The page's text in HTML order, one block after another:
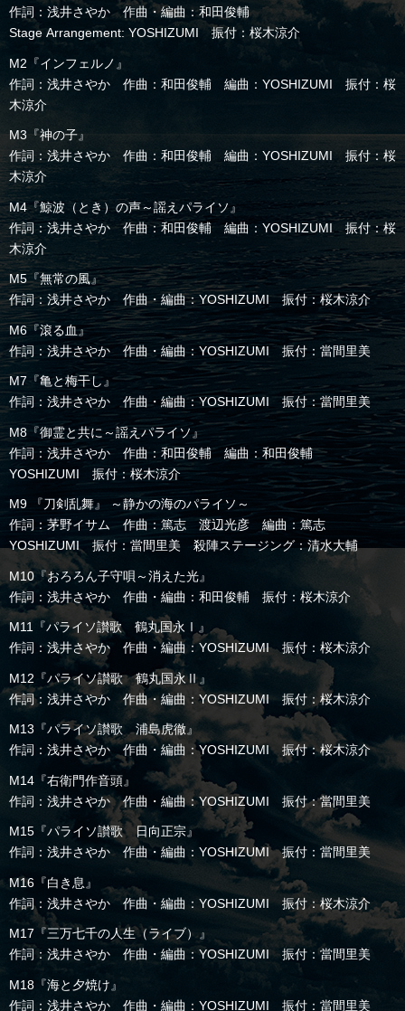
作詞：浅井さやか 作曲・編曲：和田俊輔
Stage Arrangement: YOSHIZUMI 振付：桜木涼介
M2『インフェルノ』
作詞：浅井さやか 作曲：和田俊輔 編曲：YOSHIZUMI 振付：桜
木涼介
M3『神の子』
作詞：浅井さやか 作曲：和田俊輔 編曲：YOSHIZUMI 振付：桜
木涼介
M4『鯨波（とき）の声～謡えパライソ』
作詞：浅井さやか 作曲：和田俊輔 編曲：YOSHIZUMI 振付：桜
木涼介
M5『無常の風』
作詞：浅井さやか 作曲・編曲：YOSHIZUMI 振付：桜木涼介
M6『滾る血』
作詞：浅井さやか 作曲・編曲：YOSHIZUMI 振付：當間里美
M7『亀と梅干し』
作詞：浅井さやか 作曲・編曲：YOSHIZUMI 振付：當間里美
M8『御霊と共に～謡えパライソ』
作詞：浅井さやか 作曲：和田俊輔 編曲：和田俊輔
YOSHIZUMI 振付：桜木涼介
M9 『刀剣乱舞』 ～静かの海のパライソ～
作詞：茅野イサム 作曲：篤志 渡辺光彦 編曲：篤志
YOSHIZUMI 振付：當間里美 殺陣ステージング：清水大輔
M10『おろろん子守唄～消えた光』
作詞：浅井さやか 作曲・編曲：和田俊輔 振付：桜木涼介
M11『パライソ讃歌 鶴丸国永Ⅰ』
作詞：浅井さやか 作曲・編曲：YOSHIZUMI 振付：桜木涼介
M12『パライソ讃歌 鶴丸国永Ⅱ』
作詞：浅井さやか 作曲・編曲：YOSHIZUMI 振付：桜木涼介
M13『パライソ讃歌 浦島虎徹』
作詞：浅井さやか 作曲・編曲：YOSHIZUMI 振付：桜木涼介
M14『右衛門作音頭』
作詞：浅井さやか 作曲・編曲：YOSHIZUMI 振付：當間里美
M15『パライソ讃歌 日向正宗』
作詞：浅井さやか 作曲・編曲：YOSHIZUMI 振付：當間里美
M16『白き息』
作詞：浅井さやか 作曲・編曲：YOSHIZUMI 振付：桜木涼介
M17『三万七千の人生（ライブ）』
作詞：浅井さやか 作曲・編曲：YOSHIZUMI 振付：當間里美
M18『海と夕焼け』
作詞：浅井さやか 作曲・編曲：YOSHIZUMI 振付：當間里美